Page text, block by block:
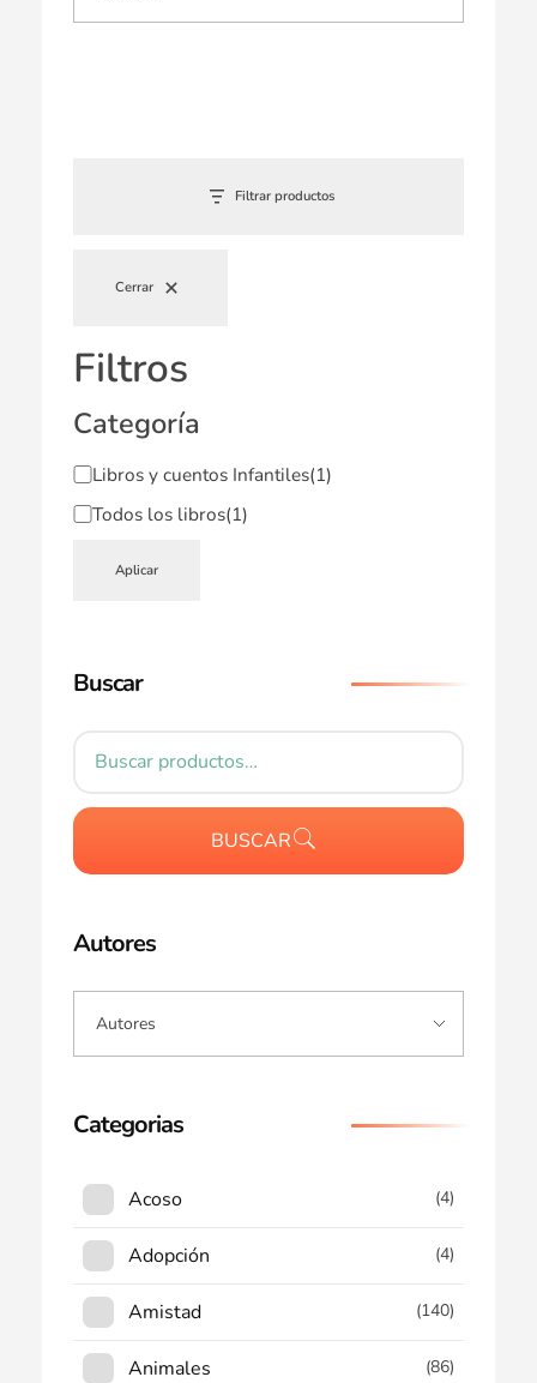
Filtrar productos
Cerrar
Filtros
Categoría
Libros y cuentos Infantiles(1)
Todos los libros(1)
Aplicar
Buscar
BUSCAR
Autores
Categorias
Acoso (4)
Adopción (4)
Amistad (140)
Animales (86)